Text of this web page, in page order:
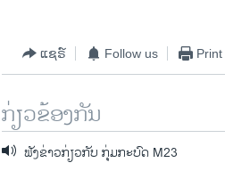
ແຊຣ໌ Follow us Print
ກ່ຽວຂ້ອງກັນ
ຟັງຂ່າວກ່ຽວກັບ ກຸ່ມກະບົດ M23